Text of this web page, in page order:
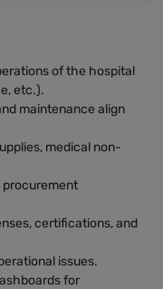
of the hospital
etc.).
maintenance align
medical non-
procurement
certifications, and
issues.
for